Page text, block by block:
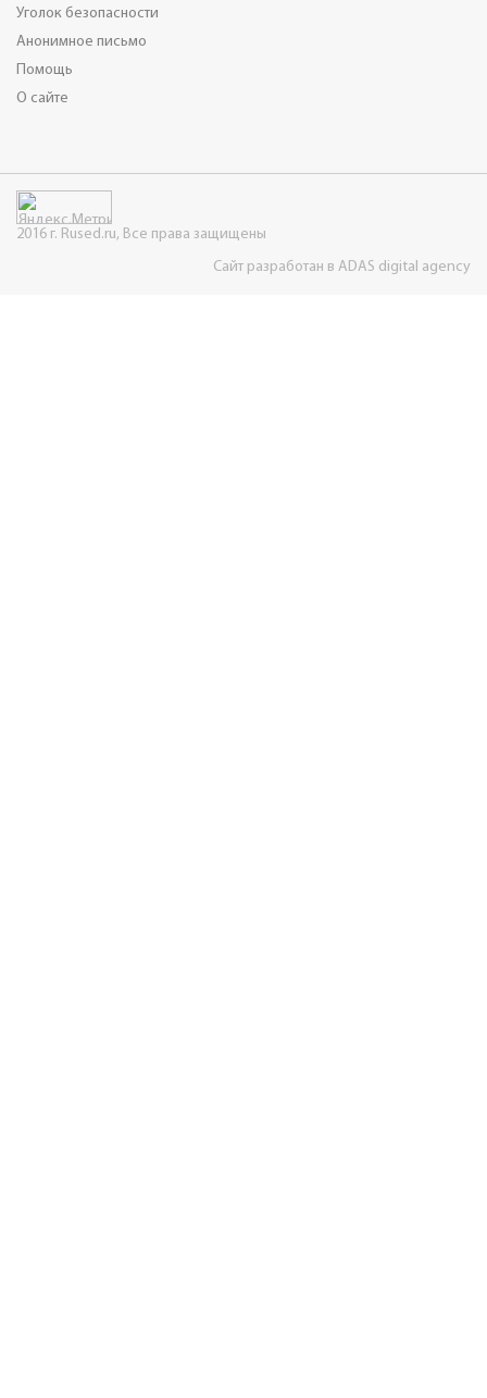
Уголок безопасности
Анонимное письмо
Помощь
О сайте
2016 г. Rused.ru, Все права защищены
Сайт разработан в ADAS digital agency